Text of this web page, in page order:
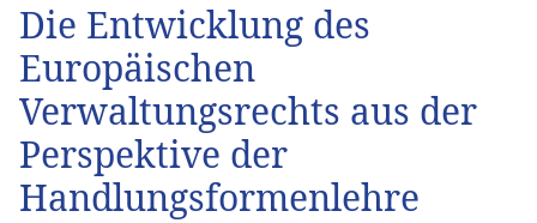
Die Entwicklung des
Europäischen
Verwaltungsrechts aus der
Perspektive der
Handlungsformenlehre